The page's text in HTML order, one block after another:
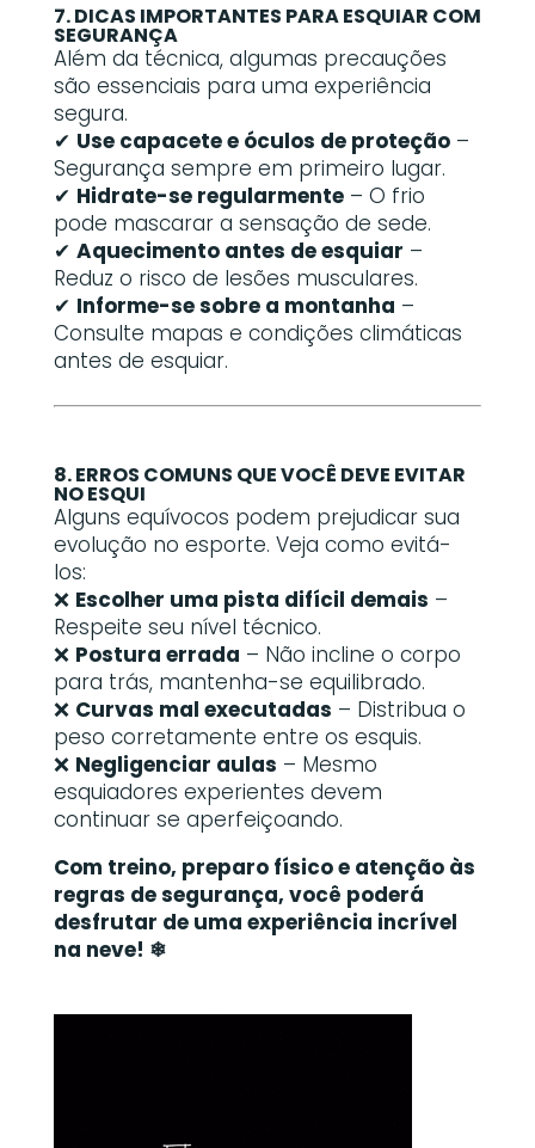
7. DICAS IMPORTANTES PARA ESQUIAR COM
SEGURANÇA
Além da técnica, algumas precauções
são essenciais para uma experiência
segura.
✔ Use capacete e óculos de proteção–
Segurança sempre em primeiro lugar.
✔ Hidrate-se regularmente– O frio
pode mascarar a sensação de sede.
✔ Aquecimento antes de esquiar –
Reduz o risco de lesões musculares.
✔ Informe-se sobre a montanha –
Consulte mapas e condições climáticas
antes de esquiar.
8. ERROS COMUNS QUE VOCÊ DEVE EVITAR
NO ESQUI
Alguns equívocos podem prejudicar sua
evolução no esporte. Veja como evitá-
los:
❌ Escolher uma pista difícil demais –
Respeite seu nível técnico.
❌ Postura errada – Não incline o corpo
para trás, mantenha-se equilibrado.
❌ Curvas mal executadas – Distribua o
peso corretamente entre os esquis.
❌ Negligenciar aulas – Mesmo
esquiadores experientes devem
continuar se aperfeiçoando.
Com treino, preparo físico e atenção às
regras de segurança, você poderá
desfrutar de uma experiência incrível
na neve! ️❄